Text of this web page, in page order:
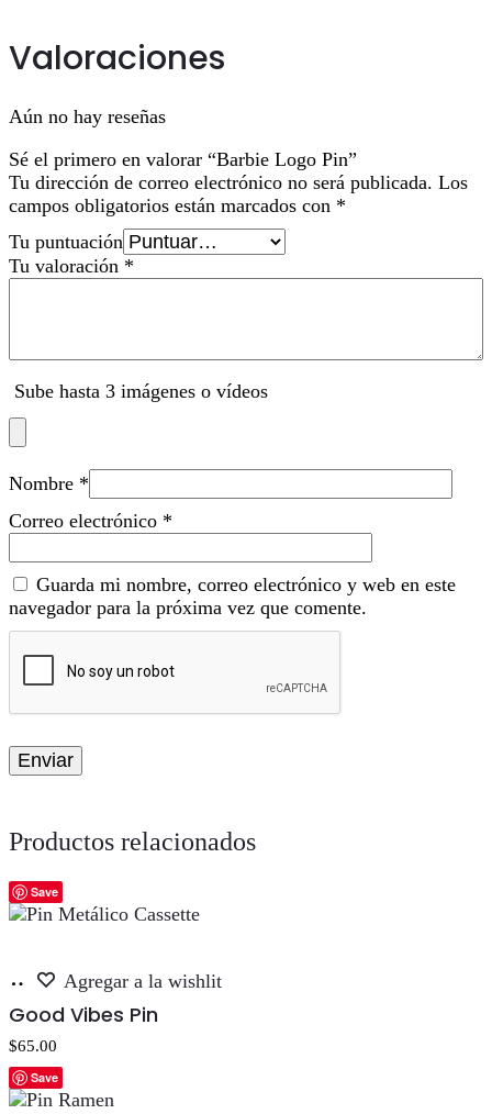
Valoraciones
Aún no hay reseñas
Sé el primero en valorar “Barbie Logo Pin”
Tu dirección de correo electrónico no será publicada. Los
campos obligatorios están marcados con *
Tu puntuación
Tu valoración *
Sube hasta 3 imágenes o vídeos
Nombre *
Correo electrónico *
Guarda mi nombre, correo electrónico y web en este
navegador para la próxima vez que comente.
Productos relacionados
Save
Añadir
carrito
Agregar a la wishlit
Good Vibes Pin
$65.00
Save